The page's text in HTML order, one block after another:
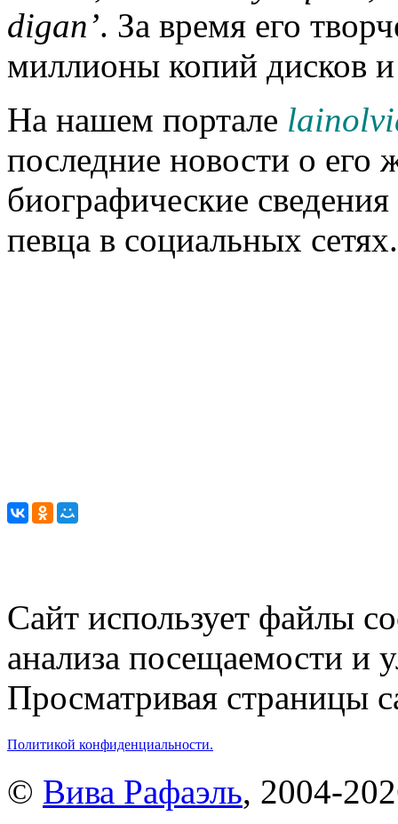
digan’. За время его
миллионы копий дисков
На нашем портале
последние новости о его
биографические
певца в социальных сетях.
Сайт использует файлы
анализа посещаемости и
Просматривая страницы
Политикой конфиденциальности.
© Вива Рафаэль, 2004-